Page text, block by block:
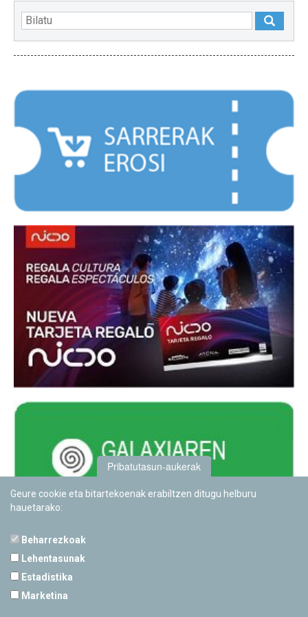
Pribatutasun-aukerak
Geure cookie eta bitartekoenak erabiltzen ditugu helburu
hauetarako:
Beharrezkoak
Lehentasunak
Estadistika
Marketina